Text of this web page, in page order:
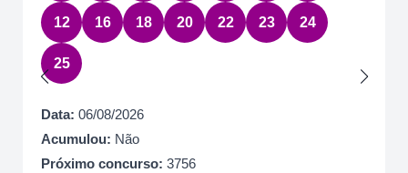
12 16 18 20 22 23 24
25
Data: 06/08/2026
Acumulou: Não
Próximo concurso: 3756